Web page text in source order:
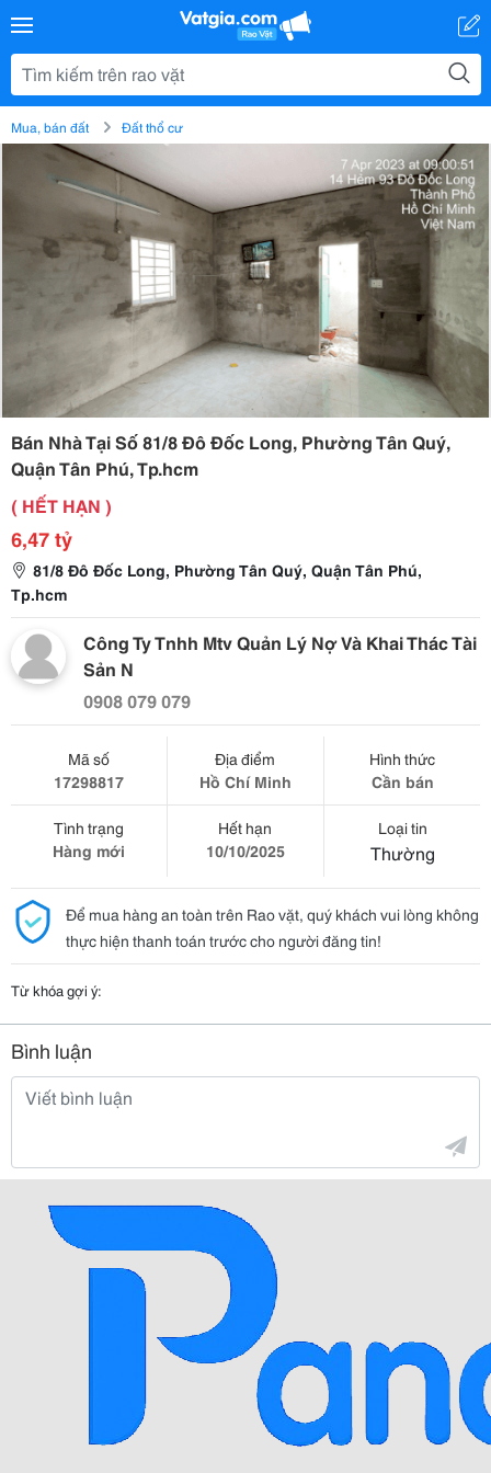
Mua, bán đất Đất thổ cư
Bán Nhà Tại Số 81/8 Đô Đốc Long, Phường Tân Quý,
Quận Tân Phú, Tp.hcm
( HẾT HẠN )
6,47 tỷ
81/8 Đô Đốc Long, Phường Tân Quý, Quận Tân Phú,
Tp.hcm
Công Ty Tnhh Mtv Quản Lý Nợ Và Khai Thác Tài
Sản N
0908 079 079
Mã số
17298817
Địa điểm
Hồ Chí Minh
Hình thức
Cần bán
Tình trạng
Hàng mới
Hết hạn
10/10/2025
Loại tin
Thường
Để mua hàng an toàn trên Rao vặt, quý khách vui lòng không
thực hiện thanh toán trước cho người đăng tin!
Từ khóa gợi ý:
Bình luận